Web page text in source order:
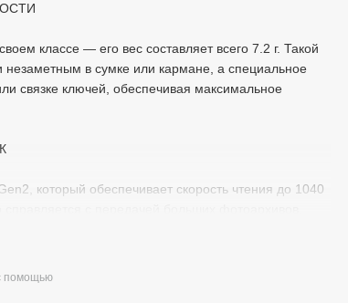
классе — его вес составляет всего 7.2 г. Такой
в сумке или кармане, а специальное
связке ключей, обеспечивая максимальное
который обеспечивает скорость чтения до 1040
операции значительно быстрее и
помощью